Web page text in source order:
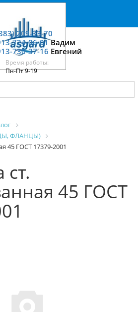
209-33-70
724-06-01Вадим
730-37-16 Евгений
Время работы:
Пн-Пт 9-19
ФЛАНЦЫ)
45 ГОСТ 17379-2001
45 ГОСТ